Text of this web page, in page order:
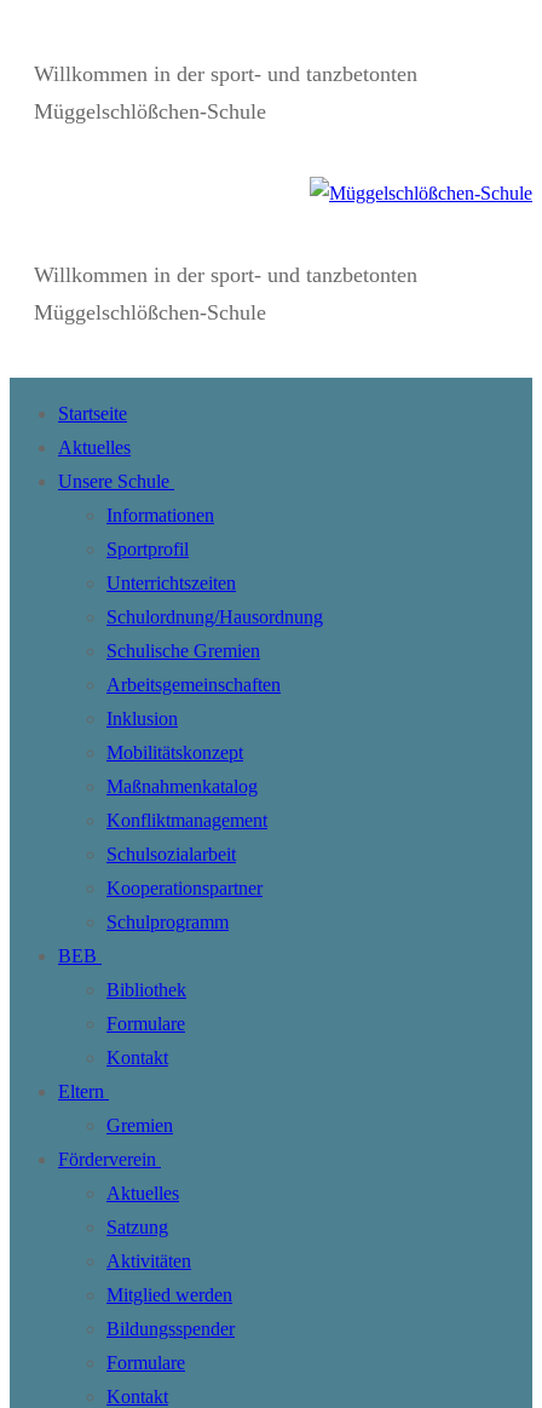
Willkommen in der sport- und tanzbetonten
Müggelschlößchen-Schule
Willkommen in der sport- und tanzbetonten
Müggelschlößchen-Schule
Startseite
Aktuelles
Unsere Schule
Informationen
Sportprofil
Unterrichtszeiten
Schulordnung/Hausordnung
Schulische Gremien
Arbeitsgemeinschaften
Inklusion
Mobilitätskonzept
Maßnahmenkatalog
Konfliktmanagement
Schulsozialarbeit
Kooperationspartner
Schulprogramm
BEB
Bibliothek
Formulare
Kontakt
Eltern
Gremien
Förderverein
Aktuelles
Satzung
Aktivitäten
Mitglied werden
Bildungsspender
Formulare
Kontakt